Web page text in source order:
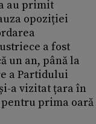
au primit
opoziției
a fost
un an, până la
a Partidului
a vizitat țara în
pentru prima oară